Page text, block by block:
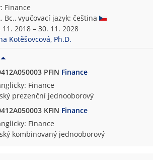
Finance
Bc., vyučovací jazyk: čeština
2018 – 30. 11. 2028
Kotěšovcová, Ph.D.
PFIN Finance
Finance
prezenční jednooborový
KFIN Finance
Finance
kombinovaný jednooborový